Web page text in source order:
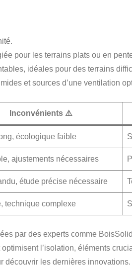
pour les terrains plats ou en
idéales pour des terrains
et sources d’une ventilation
Inconvénients ⚠️
écologique faible
ajustements nécessaires
étude précise nécessaire
technique complexe
par des experts comme
l’isolation, éléments
découvrir les dernières innovations.